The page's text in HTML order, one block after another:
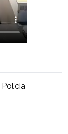
Polícia